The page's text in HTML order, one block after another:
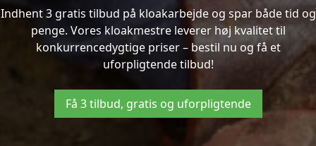
Indhent 3 gratis tilbud på kloakarbejde og spar både tid og
penge. Vores kloakmestre leverer høj kvalitet til
konkurrencedygtige priser – bestil nu og få et
uforpligtende tilbud!
Få 3 tilbud, gratis og uforpligtende